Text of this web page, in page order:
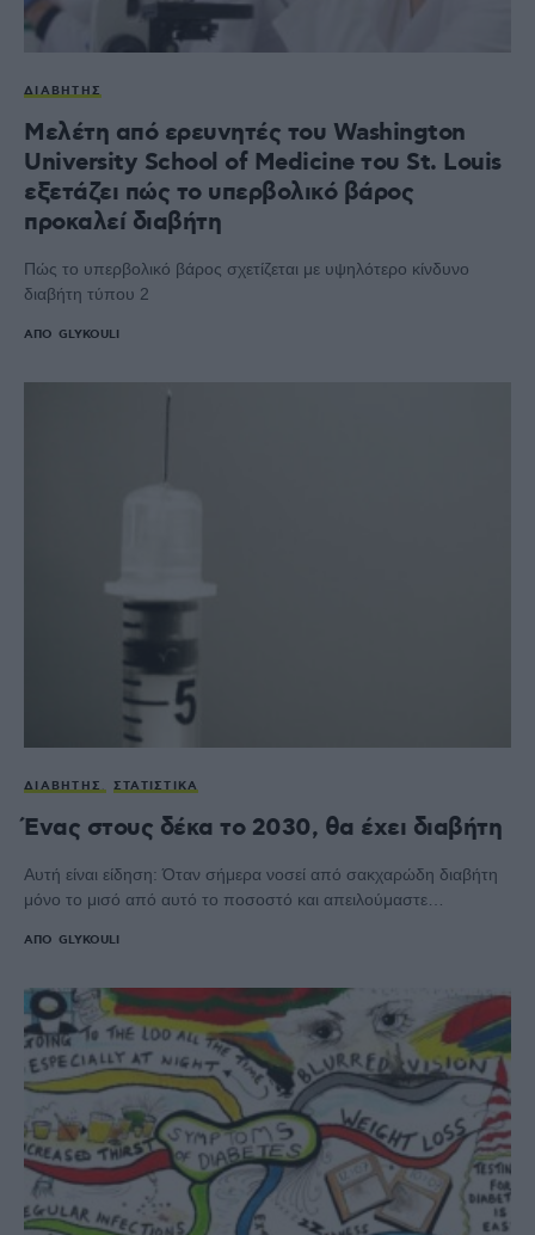
ΔΙΑΒΉΤΗΣ
Μελέτη από ερευνητές του Washington
University School of Medicine του St. Louis
εξετάζει πώς το υπερβολικό βάρος
προκαλεί διαβήτη
Πώς το υπερβολικό βάρος σχετίζεται με υψηλότερο κίνδυνο
διαβήτη τύπου 2
ΑΠΌ GLYKOULI
ΔΙΑΒΉΤΗΣ ΣΤΑΤΙΣΤΙΚΆ
Ένας στους δέκα το 2030, θα έχει διαβήτη
Αυτή είναι είδηση: Όταν σήμερα νοσεί από σακχαρώδη διαβήτη
μόνο το μισό από αυτό το ποσοστό και απειλούμαστε…
ΑΠΌ GLYKOULI